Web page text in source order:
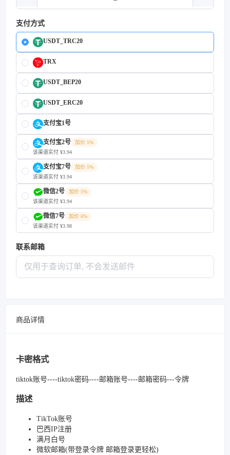
支付方式
USDT_TRC20
TRX
USDT_BEP20
USDT_ERC20
支付宝1号
支付宝2号
加价 5%
该渠道实付 ¥3.94
支付宝7号
加价 5%
该渠道实付 ¥3.94
微信2号
加价 5%
该渠道实付 ¥3.94
微信7号
加价 6%
该渠道实付 ¥3.98
联系邮箱
商品详情
卡密格式
tiktok账号----tiktok密码----邮箱账号----邮箱密码---令牌
描述
TikTok账号
巴西IP注册
满月白号
微软邮箱(带登录令牌 邮箱登录更轻松)